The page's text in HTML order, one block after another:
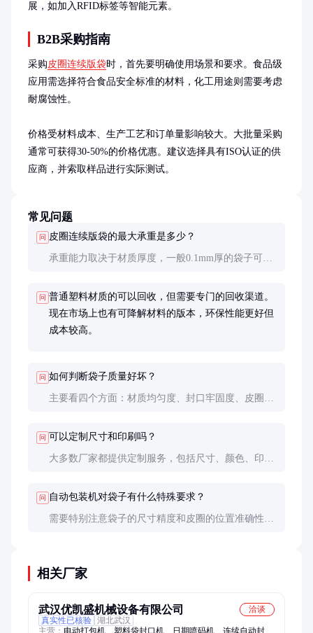
展，如加入RFID标签等智能元素。
B2B采购指南
采购皮圈连续版袋时，首先要明确使用场景和要求。食品级
应用需选择符合食品安全标准的材料，化工用途则需要考虑
耐腐蚀性。
价格受材料成本、生产工艺和订单量影响较大。大批量采购
通常可获得30-50%的价格优惠。建议选择具有ISO认证的供
应商，并索取样品进行实际测试。
常见问题
问 皮圈连续版袋的最大承重是多少？
承重能力取决于材质厚度，一般0.1mm厚的袋子可承
问 普通塑料材质的可以回收，但需要专门的回收渠道。
现在市场上也有可降解材料的版本，环保性能更好但
成本较高。
问 如何判断袋子质量好坏？
主要看四个方面：材质均匀度、封口牢固度、皮圈弹
问 可以定制尺寸和印刷吗？
大多数厂家都提供定制服务，包括尺寸、颜色、印刷
问 自动包装机对袋子有什么特殊要求？
需要特别注意袋子的尺寸精度和皮圈的位置准确性，
相关厂家
武汉优凯盛机械设备有限公司
洽谈
真实性已核验 湖北武汉
主营： 电动打包机、塑料袋封口机、日期喷码机、连续自动封口